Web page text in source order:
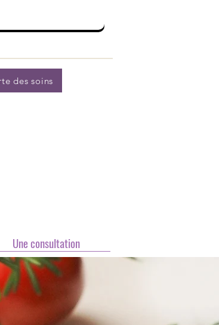
des soins
Une consultation